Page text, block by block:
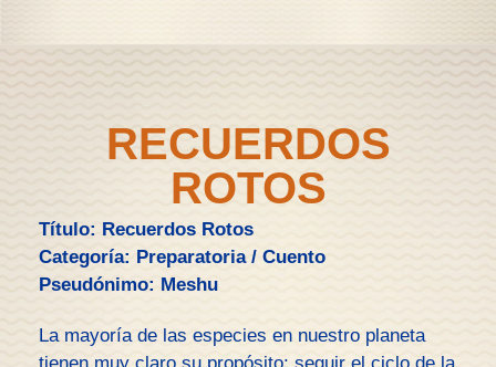
RECUERDOS
ROTOS
Título: Recuerdos Rotos
Categoría: Preparatoria / Cuento
Pseudónimo: Meshu
La mayoría de las especies en nuestro planeta